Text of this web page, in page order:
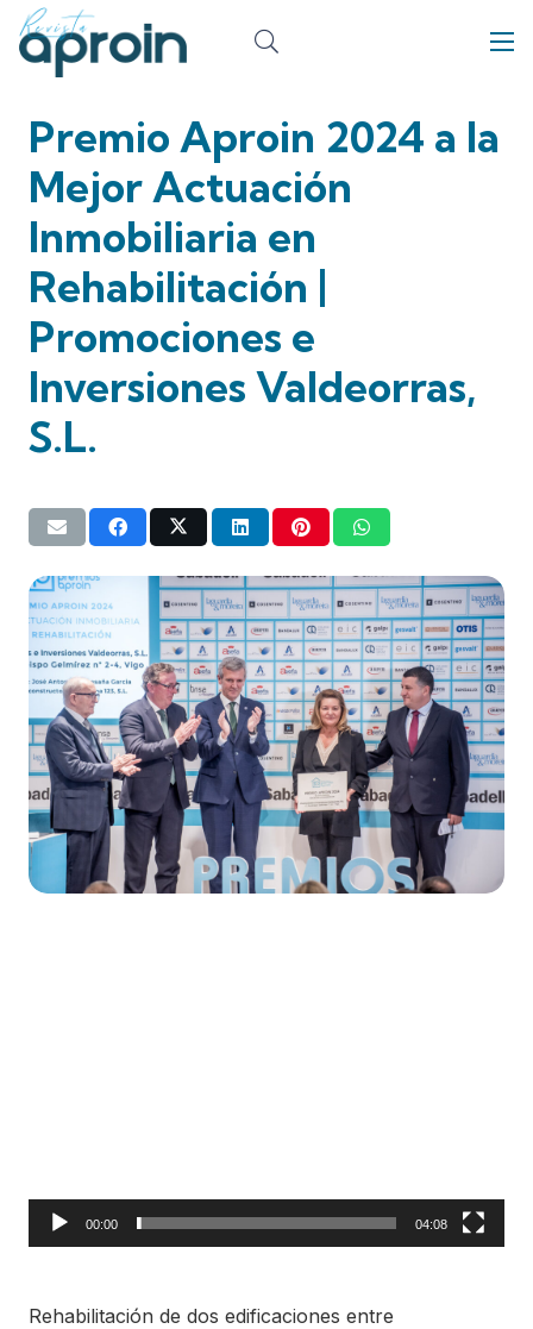
Premio Aproin 2024 a la
Mejor Actuación
Inmobiliaria en
Rehabilitación |
Promociones e
Inversiones Valdeorras,
S.L.
00:00 04:08
Rehabilitación de dos edificaciones entre